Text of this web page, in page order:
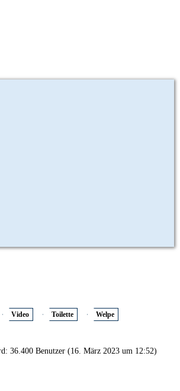
Video Toilette Welpe
36.400 Benutzer (16. März 2023 um 12:52)